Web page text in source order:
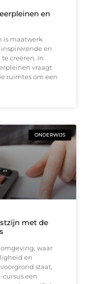
en
is maatwerk
en
creëren. In
vraagt
ruimtes om een
ONDERWIJS
met de
waar
en
staat,
cursus een